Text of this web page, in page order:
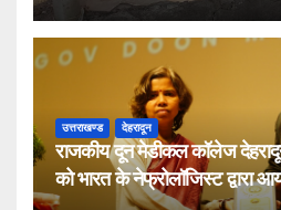
उत्तराखण्ड देहरादून
राजकीय दून मेडीकल कॉलेज
को भारत के नेफ्रोलॉजिस्ट द्वारा